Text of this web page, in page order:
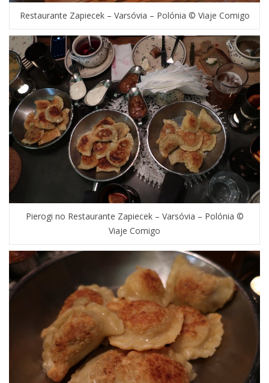
Restaurante Zapiecek – Varsóvia – Polónia © Viaje Comigo
Pierogi no Restaurante Zapiecek – Varsóvia – Polónia ©
Viaje Comigo